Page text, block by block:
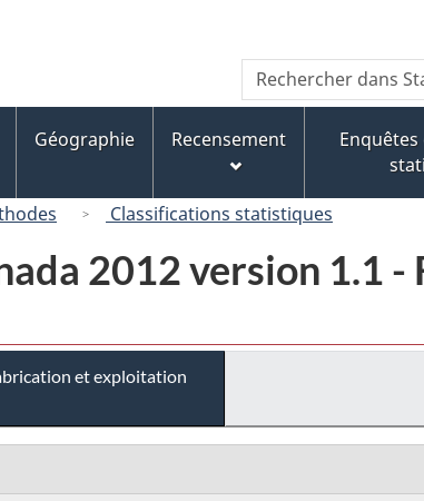
au
contenu
principal
« À
propos
de
ce
version
HTML
simplifiée
Recherche
Rechercher
dans
Canada
Géographie Recensement
Classifications statistiques
2012 version 1.1
et exploitation